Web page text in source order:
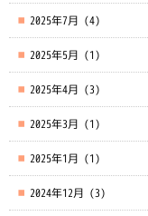
2025年7月 (4)
2025年5月 (1)
2025年4月 (3)
2025年3月 (1)
2025年1月 (1)
2024年12月 (3)